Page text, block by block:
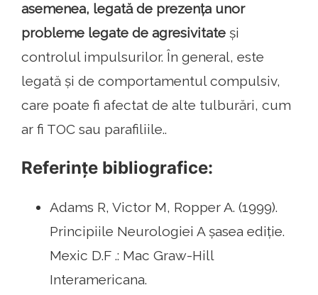
asemenea, legată de prezența unor
probleme legate de agresivitate și
controlul impulsurilor. În general, este
legată și de comportamentul compulsiv,
care poate fi afectat de alte tulburări, cum
ar fi TOC sau parafiliile..
Referințe bibliografice:
Adams R, Victor M, Ropper A. (1999).
Principiile Neurologiei A șasea ediție.
Mexic D.F .: Mac Graw-Hill
Interamericana.